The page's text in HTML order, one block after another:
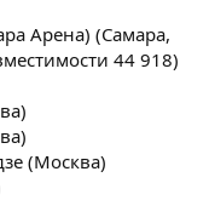
Арена) (Самара,
44 918)
(Москва)